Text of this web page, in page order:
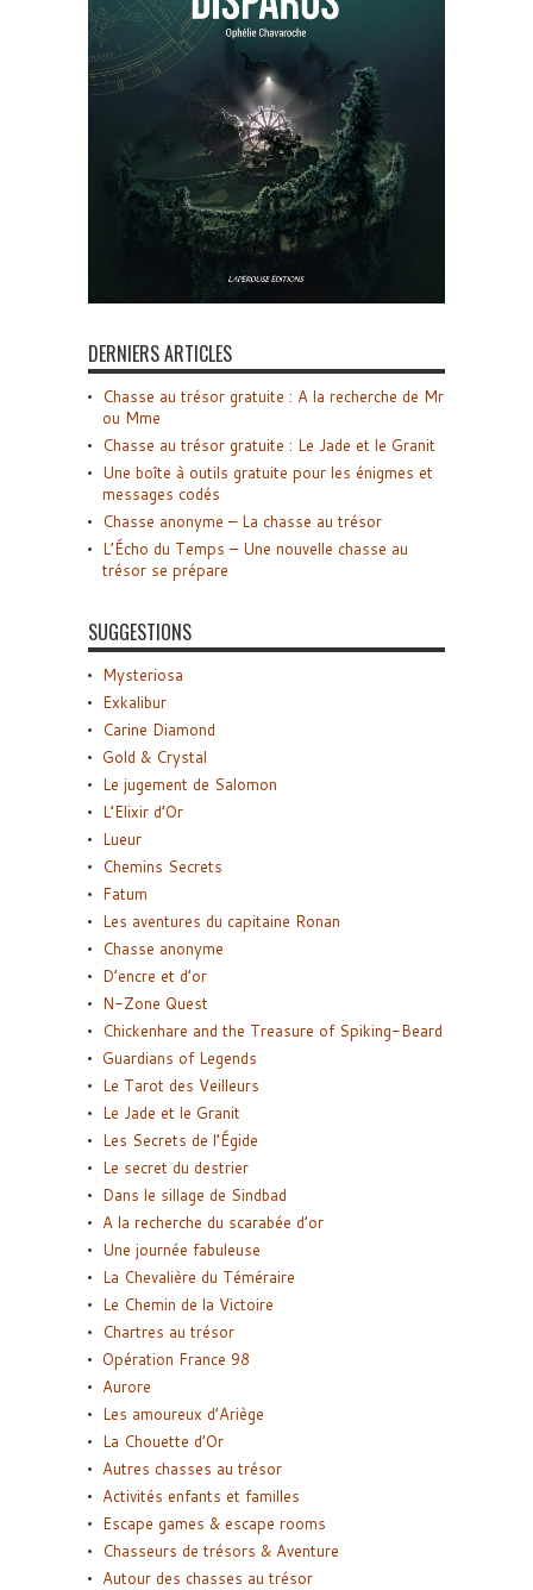
DERNIERS ARTICLES
Chasse au trésor gratuite : A la recherche de Mr
ou Mme
Chasse au trésor gratuite : Le Jade et le Granit
Une boîte à outils gratuite pour les énigmes et
messages codés
Chasse anonyme – La chasse au trésor
L’Écho du Temps – Une nouvelle chasse au
trésor se prépare
SUGGESTIONS
Mysteriosa
Exkalibur
Carine Diamond
Gold & Crystal
Le jugement de Salomon
L’Elixir d’Or
Lueur
Chemins Secrets
Fatum
Les aventures du capitaine Ronan
Chasse anonyme
D’encre et d’or
N-Zone Quest
Chickenhare and the Treasure of Spiking-Beard
Guardians of Legends
Le Tarot des Veilleurs
Le Jade et le Granit
Les Secrets de l’Égide
Le secret du destrier
Dans le sillage de Sindbad
A la recherche du scarabée d’or
Une journée fabuleuse
La Chevalière du Téméraire
Le Chemin de la Victoire
Chartres au trésor
Opération France 98
Aurore
Les amoureux d’Ariège
La Chouette d’Or
Autres chasses au trésor
Activités enfants et familles
Escape games & escape rooms
Chasseurs de trésors & Aventure
Autour des chasses au trésor